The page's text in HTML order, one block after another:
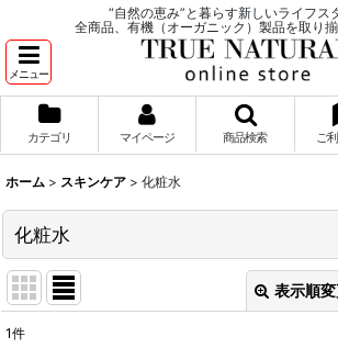
“自然の恵み”と暮らす新しいライフス
全商品、有機（オーガニック）製品を取り揃
メニュー
カテゴリ マイページ 商品検索 ご
ホーム > スキンケア > 化粧水
化粧水
表示順
1件